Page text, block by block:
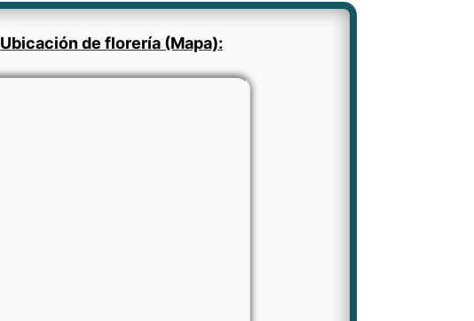
Ubicación de florería (Mapa):